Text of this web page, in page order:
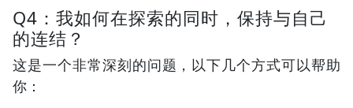
Q4：我如何在探索的同时，保持与自己
的连结？
这是一个非常深刻的问题，以下几个方式可以帮助
你：